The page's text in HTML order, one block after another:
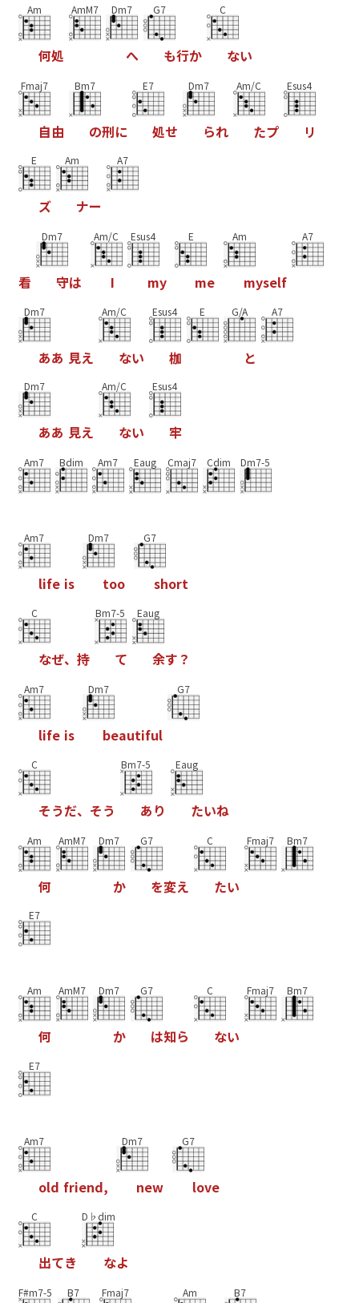
Am
何処
AmM7 Dm7
へ
G7
も行か
C
ない
Fmaj7
自由
Bm7
の刑に
E7
処せ
Dm7
られ
Am/C
たプ
Esus4
リ
E
ズ
Am
ナー
A7
看
Dm7
守は
Am/C
I
Esus4
my
E
me
Am
myself
A7
Dm7
ああ 見え
Am/C
ない
Esus4
枷
E G/A
と
A7
Dm7
ああ 見え
Am/C
ない
Esus4
牢
Am7 Bdim Am7 Eaug Cmaj7 Cdim Dm7-5
Am7
life is
Dm7
too
G7
short
C
なぜ、 持
Bm7-5
て
Eaug
余す ？
Am7
life is
Dm7
beautiful
G7
C
そうだ、 そう
Bm7-5
あ り
Eaug
たいね
Am
何
AmM7 Dm7
か
G7
を変え
C
たい
Fmaj7 Bm7
E7
Am
何
AmM7 Dm7
か
G7
は知ら
C
ない
Fmaj7 Bm7
E7
Am7
old friend,
Dm7
new
G7
love
C
出てき
D♭dim
なよ
F#m7-5 B7 Fmaj7 Am B7